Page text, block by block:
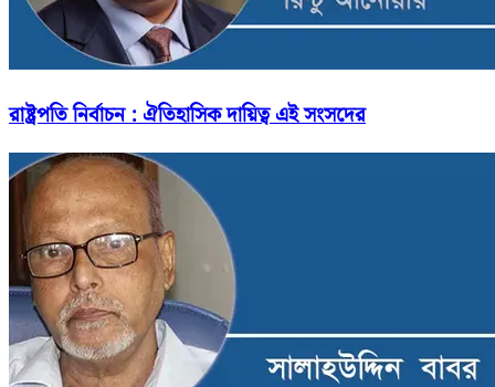
রাষ্ট্রপতি নির্বাচন : ঐতিহাসিক দায়িত্ব এই সংসদের